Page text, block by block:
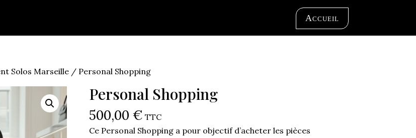
Accueil
Solos Marseille / Personal Shopping
Personal Shopping
500,00 € TTC
Ce Personal Shopping a pour objectif d’acheter les pièces